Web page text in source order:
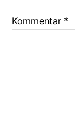
Kommentar *